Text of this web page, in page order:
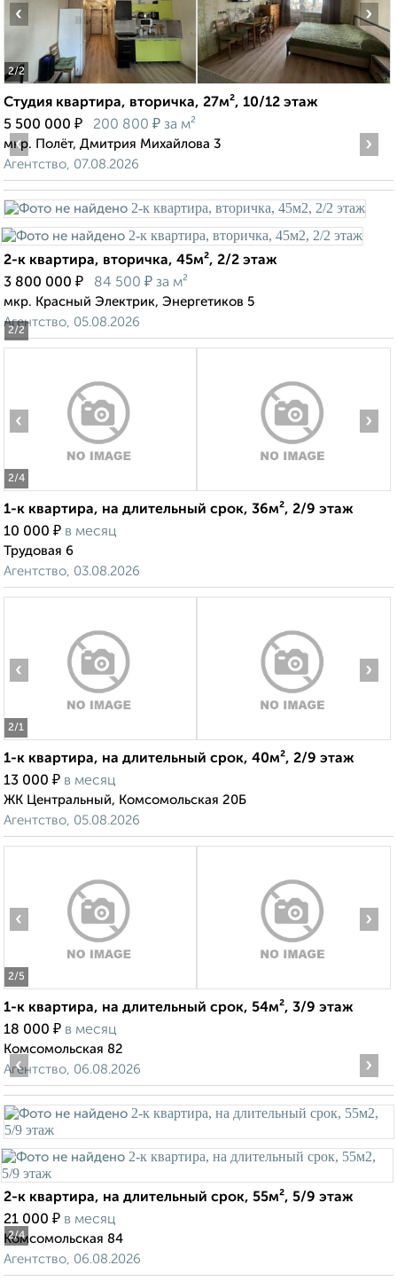
2/2
‹ ›
Студия квартира, вторичка, 27м², 10/12 этаж
5 500 000 ₽ 200 800 ₽ за м²
мкр. Полёт, Дмитрия Михайлова 3
Агентство, 07.08.2026
2/2
‹ ›
2-к квартира, вторичка, 45м², 2/2 этаж
3 800 000 ₽ 84 500 ₽ за м²
мкр. Красный Электрик, Энергетиков 5
Агентство, 05.08.2026
2/4
‹ ›
1-к квартира, на длительный срок, 36м², 2/9 этаж
10 000 ₽ в месяц
Трудовая 6
Агентство, 03.08.2026
2/1
‹ ›
1-к квартира, на длительный срок, 40м², 2/9 этаж
13 000 ₽ в месяц
ЖК Центральный, Комсомольская 20Б
Агентство, 05.08.2026
2/5
‹ ›
1-к квартира, на длительный срок, 54м², 3/9 этаж
18 000 ₽ в месяц
Комсомольская 82
Агентство, 06.08.2026
2/4
‹ ›
2-к квартира, на длительный срок, 55м², 5/9 этаж
21 000 ₽ в месяц
Комсомольская 84
Агентство, 06.08.2026